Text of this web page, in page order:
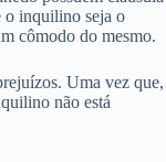
o inquilino seja o
cômodo do mesmo.
Uma vez que,
não está